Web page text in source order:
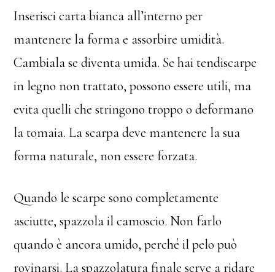
Inserisci carta bianca all’interno per
mantenere la forma e assorbire umidità.
Cambiala se diventa umida. Se hai tendiscarpe
in legno non trattato, possono essere utili, ma
evita quelli che stringono troppo o deformano
la tomaia. La scarpa deve mantenere la sua
forma naturale, non essere forzata.
Quando le scarpe sono completamente
asciutte, spazzola il camoscio. Non farlo
quando è ancora umido, perché il pelo può
rovinarsi. La spazzolatura finale serve a ridare